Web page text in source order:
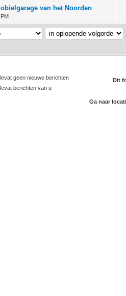
van het Noorden
geen nieuwe berichten
berichten van u
Dit
Ga naar